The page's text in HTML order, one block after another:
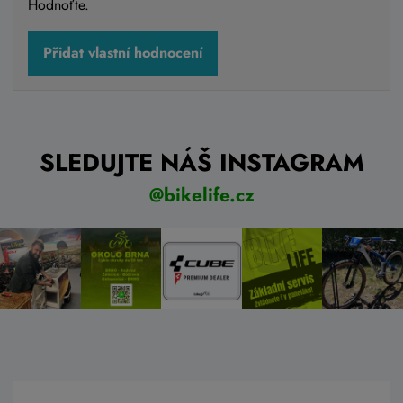
Hodnoťte.
Přidat vlastní hodnocení
SLEDUJTE NÁŠ INSTAGRAM
@bikelife.cz